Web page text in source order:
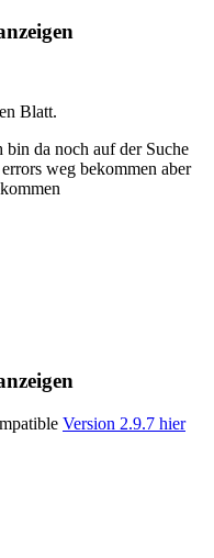
Blatt.
da noch auf der Suche
weg bekommen aber
Version 2.9.7 hier